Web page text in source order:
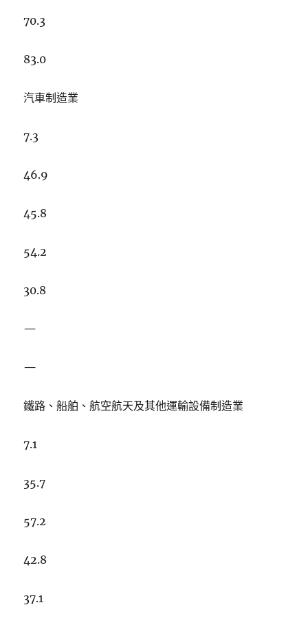
70.3
83.0
汽車制造業
7.3
46.9
45.8
54.2
30.8
—
—
鐵路、船舶、航空航天及其他運輸設備制造業
7.1
35.7
57.2
42.8
37.1